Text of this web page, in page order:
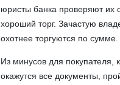
юристы банка проверяют их
хороший торг. Зачастую
охотнее торгуются по сумме.
Из минусов для покупателя,
окажутся все документы,